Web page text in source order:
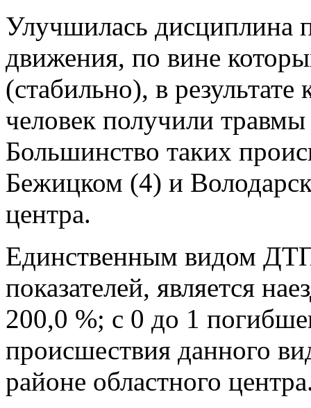
Улучшилась дисциплина
движения, по вине
(стабильно), в
человек получили
Большинство таких
Бежицком (4) и
центра.
Единственным видом
показателей, является
200,0 %; с 0 до 1
происшествия данного
районе областного